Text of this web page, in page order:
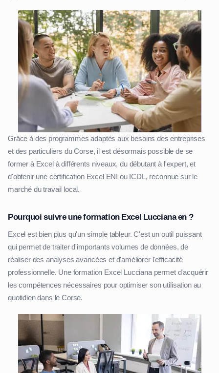
Grâce à des programmes adaptés aux besoins des entreprises
et des particuliers du Corse, il est désormais possible de se
former à Excel à différents niveaux, du débutant à l'expert, et
d'obtenir une certification Excel ENI ou ICDL, reconnue sur le
marché du travail local.
Pourquoi suivre une formation Excel Lucciana en ?
Excel est bien plus qu'un simple tableur. C'est un outil puissant
qui permet de traiter d'importants volumes de données, de
réaliser des analyses avancées et d'améliorer l'efficacité
professionnelle. Une formation Excel Lucciana permet d'acquérir
les compétences nécessaires pour optimiser son utilisation au
quotidien dans le Corse.